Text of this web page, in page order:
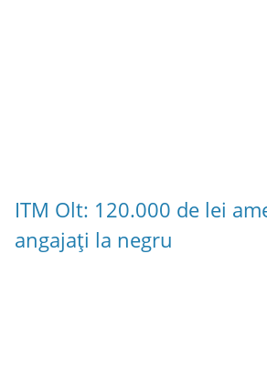
ITM Olt: 120.000 de lei
angajați la negru